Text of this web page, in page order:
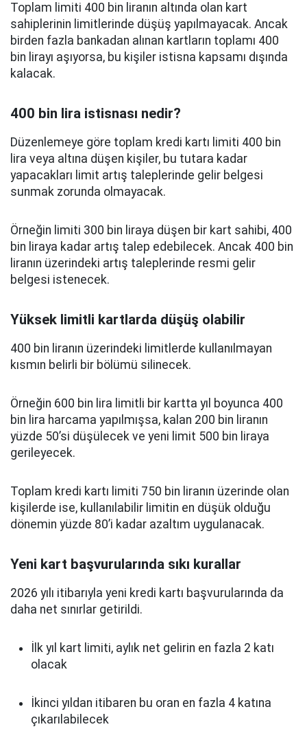
Toplam limiti 400 bin liranın altında olan kart
sahiplerinin limitlerinde düşüş yapılmayacak. Ancak
birden fazla bankadan alınan kartların toplamı 400
bin lirayı aşıyorsa, bu kişiler istisna kapsamı dışında
kalacak.
400 bin lira istisnası nedir?
Düzenlemeye göre toplam kredi kartı limiti 400 bin
lira veya altına düşen kişiler, bu tutara kadar
yapacakları limit artış taleplerinde gelir belgesi
sunmak zorunda olmayacak.
Örneğin limiti 300 bin liraya düşen bir kart sahibi, 400
bin liraya kadar artış talep edebilecek. Ancak 400 bin
liranın üzerindeki artış taleplerinde resmi gelir
belgesi istenecek.
Yüksek limitli kartlarda düşüş olabilir
400 bin liranın üzerindeki limitlerde kullanılmayan
kısmın belirli bir bölümü silinecek.
Örneğin 600 bin lira limitli bir kartta yıl boyunca 400
bin lira harcama yapılmışsa, kalan 200 bin liranın
yüzde 50’si düşülecek ve yeni limit 500 bin liraya
gerileyecek.
Toplam kredi kartı limiti 750 bin liranın üzerinde olan
kişilerde ise, kullanılabilir limitin en düşük olduğu
dönemin yüzde 80’i kadar azaltım uygulanacak.
Yeni kart başvurularında sıkı kurallar
2026 yılı itibarıyla yeni kredi kartı başvurularında da
daha net sınırlar getirildi.
İlk yıl kart limiti, aylık net gelirin en fazla 2 katı
olacak
İkinci yıldan itibaren bu oran en fazla 4 katına
çıkarılabilecek